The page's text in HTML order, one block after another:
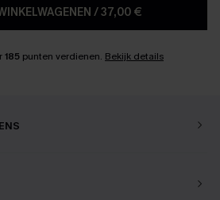
/37,00 €
185 punten verdienen. Bekijk details